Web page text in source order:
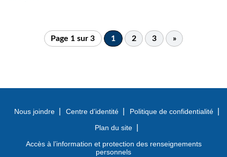
Page 1 sur 3 1 2 3 »
Nous joindre Centre d’identité
Politique de confidentialité
Plan du site
Accès à l’information et protection des renseignements
personnels